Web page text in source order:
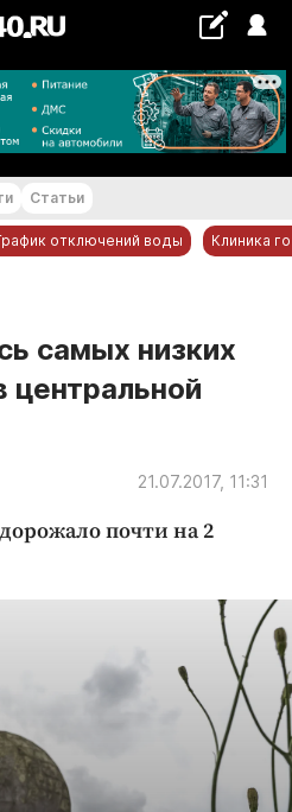
°С
ЖКХ
Статьи
отключений воды Клиника
самых низких
центральной
21.07.2017, 11:31
почти на 2